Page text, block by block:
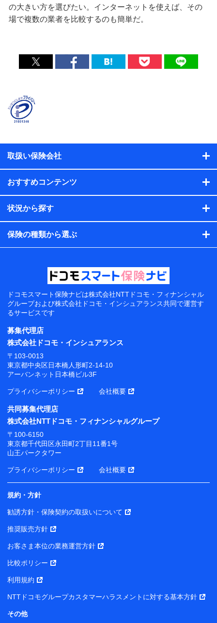
の大きい方を選びたい。インターネットを使えば、その
場で複数の業者を比較するのも簡単だ。
取扱い保険会社
おすすめコンテンツ
状況から探す
保険の種類から選ぶ
ドコモスマート保険ナビは株式会社NTTドコモ・フィナンシャル
グループおよび株式会社ドコモ・インシュアランス共同で運営す
るサービスです
募集代理店
株式会社ドコモ・インシュアランス
〒103-0013
東京都中央区日本橋人形町2-14-10
アーバンネット日本橋ビル3F
プライバシーポリシー 会社概要
共同募集代理店
株式会社NTTドコモ・フィナンシャルグループ
〒100-6150
東京都千代田区永田町2丁目11番1号
山王パークタワー
プライバシーポリシー 会社概要
規約・方針
勧誘方針・保険契約の取扱いについて
推奨販売方針
お客さま本位の業務運営方針
比較ポリシー
利用規約
NTTドコモグループカスタマーハラスメントに対する基本方針
その他